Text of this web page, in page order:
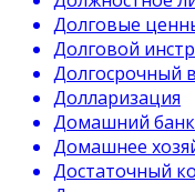
Долговые
Долговой
Долгосрочный
Долларизация
Домашний
Домашнее
Достаточный